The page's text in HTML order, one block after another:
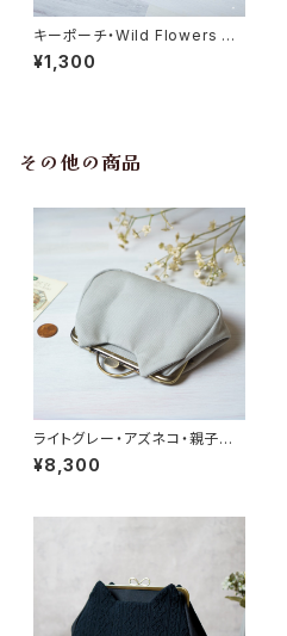
キーポーチ・Wild Flowers リ
バティラミネート生地
¥1,300
その他の商品
ライトグレー・アズネコ・親子が
ま口財布
¥8,300